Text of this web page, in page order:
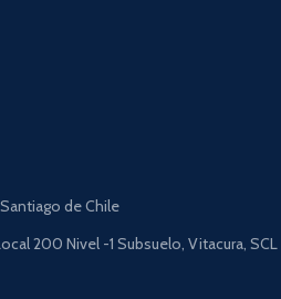
de Chile
200 Nivel -1 Subsuelo, Vitacura, SCL